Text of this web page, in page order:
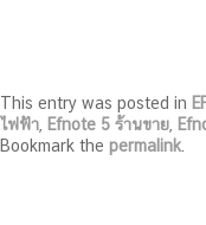
This entry was posted in
ไฟฟ้า Efnote 5 ร้านขาย
Bookmark the permalink